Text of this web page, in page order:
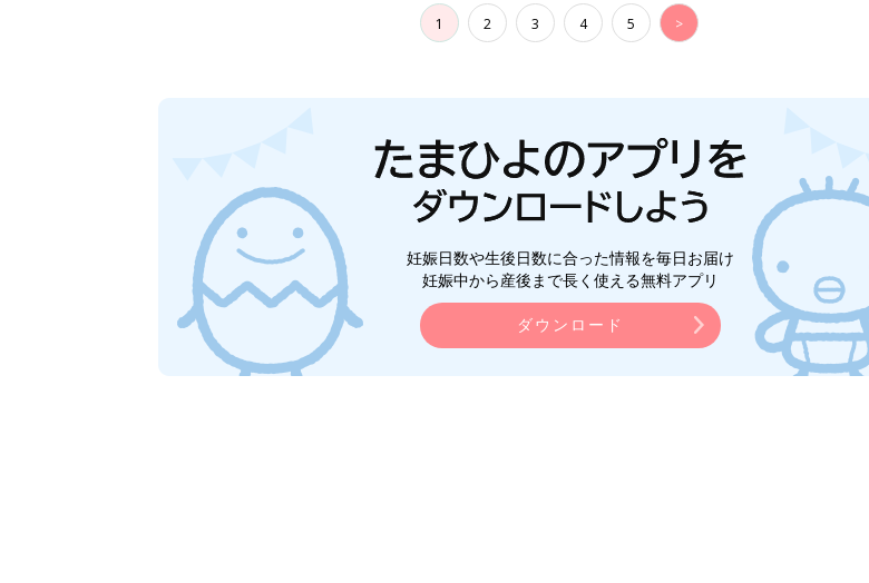
1 2 3 4 5 >
妊娠日数や生後日数に合った情報を毎日お届け
妊娠中から産後まで長く使える無料アプリ
ダウンロード